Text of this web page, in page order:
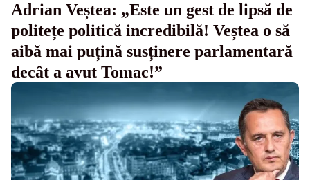
Adrian Veștea: „Este un gest de lipsă de
politețe politică incredibilă! Veștea o să
aibă mai puțină susținere parlamentară
decât a avut Tomac!”